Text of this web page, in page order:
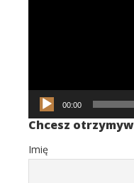
00:00
Chcesz
Imię